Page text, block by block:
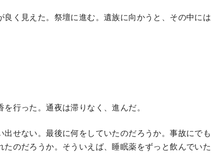
く見えた。祭壇に進む。遺族に向かうと、その中には
行った。通夜は滞りなく、進んだ。
せない。最後に何をしていたのだろうか。事故にでも
のだろうか。そういえば、睡眠薬をずっと飲んでいた